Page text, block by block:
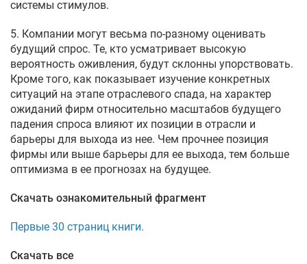
системы стимулов.
5. Компании могут весьма по-разному оценивать
будущий спрос. Те, кто усматривает высокую
вероятность оживления, будут склонны упорствовать.
Кроме того, как показывает изучение конкретных
ситуаций на этапе отраслевого спада, на характер
ожиданий фирм относительно масштабов будущего
падения спроса влияют их позиции в отрасли и
барьеры для выхода из нее. Чем прочнее позиция
фирмы или выше барьеры для ее выхода, тем больше
оптимизма в ее прогнозах на будущее.
Скачать ознакомительный фрагмент
Первые 30 страниц книги.
Скачать все